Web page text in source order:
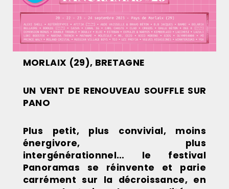
MORLAIX (29), BRETAGNE
UN VENT DE RENOUVEAU SOUFFLE SUR
PANO
Plus petit, plus convivial, moins
énergivore, plus
intergénérationnel… le festival
Panoramas se réinvente et parie
carrément sur la décroissance, en